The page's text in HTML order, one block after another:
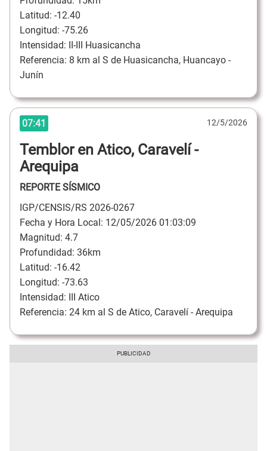
Latitud: -12.40
Longitud: -75.26
Intensidad: II-III Huasicancha
Referencia: 8 km al S de Huasicancha, Huancayo -
Junín
07:41 12/5/2026
Temblor en Atico, Caravelí -
Arequipa
REPORTE SÍSMICO
IGP/CENSIS/RS 2026-0267
Fecha y Hora Local: 12/05/2026 01:03:09
Magnitud: 4.7
Profundidad: 36km
Latitud: -16.42
Longitud: -73.63
Intensidad: III Atico
Referencia: 24 km al S de Atico, Caravelí - Arequipa